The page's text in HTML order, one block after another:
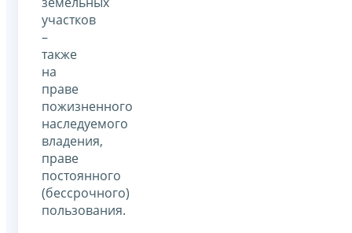
участков
–
также
на
праве
пожизненного
наследуемого
владения,
праве
постоянного
(бессрочного)
пользования.